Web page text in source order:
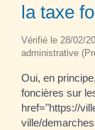
la taxe
Vérifié le 28/02/
administrative
Oui, en
foncières sur
href="https://
ville/